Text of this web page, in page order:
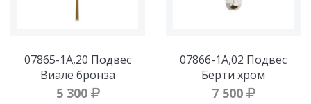
07865-1A,20 Подвес
Виале бронза
5 300
07866-1A,02 Подвес
Берти хром
7 500